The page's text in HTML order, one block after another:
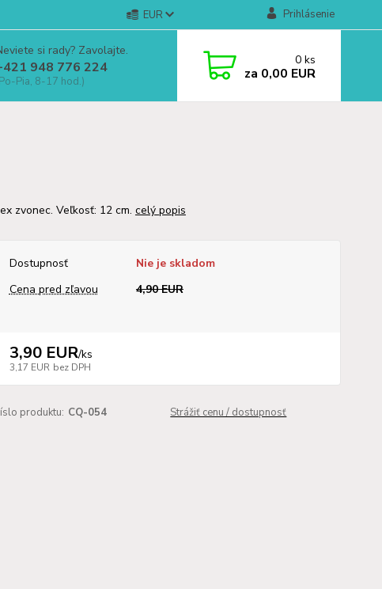
EUR Prihlásenie
si rady? Zavolajte.
948 776 224
Pia, 8-17 hod.)
0 ks
za 0,00 EUR
zvonec. Veľkosť: 12 cm. celý popis
Dostupnosť
Nie je skladom
Cena pred zľavou
4,90 EUR
3,90 EUR/ks
3,17 EUR bez DPH
produktu: CQ-054 Strážiť cenu / dostupnosť